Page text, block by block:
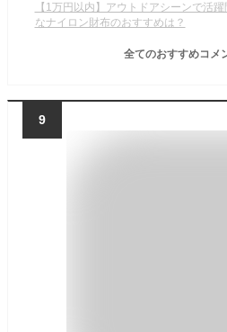
【1万円以内】アウトドアシーンで活
なナイロン財布のおすすめは？
全てのおすすめコメ
9